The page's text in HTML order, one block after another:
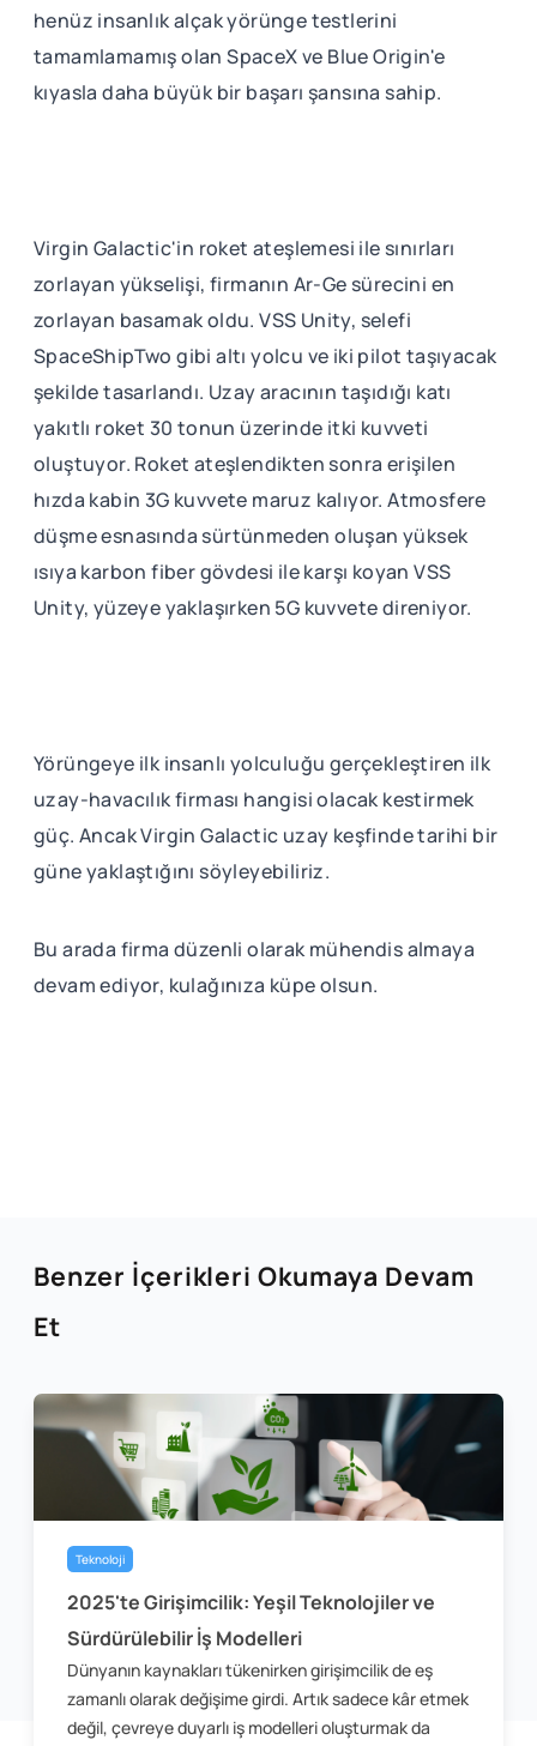
henüz insanlık alçak yörünge testlerini
tamamlamamış olan SpaceX ve Blue Origin'e
kıyasla daha büyük bir başarı şansına sahip.
Virgin Galactic'in roket ateşlemesi ile sınırları
zorlayan yükselişi, firmanın Ar-Ge sürecini en
zorlayan basamak oldu. VSS Unity, selefi
SpaceShipTwo gibi altı yolcu ve iki pilot taşıyacak
şekilde tasarlandı. Uzay aracının taşıdığı katı
yakıtlı roket 30 tonun üzerinde itki kuvveti
oluştuyor. Roket ateşlendikten sonra erişilen
hızda kabin 3G kuvvete maruz kalıyor. Atmosfere
düşme esnasında sürtünmeden oluşan yüksek
ısıya karbon fiber gövdesi ile karşı koyan VSS
Unity, yüzeye yaklaşırken 5G kuvvete direniyor.
Yörüngeye ilk insanlı yolculuğu gerçekleştiren ilk
uzay-havacılık firması hangisi olacak kestirmek
güç. Ancak Virgin Galactic uzay keşfinde tarihi bir
güne yaklaştığını söyleyebiliriz.
Bu arada firma düzenli olarak mühendis almaya
devam ediyor, kulağınıza küpe olsun.
Benzer İçerikleri Okumaya Devam
Et
Teknoloji
2025'te Girişimcilik: Yeşil Teknolojiler ve
Sürdürülebilir İş Modelleri
Dünyanın kaynakları tükenirken girişimcilik de eş
zamanlı olarak değişime girdi. Artık sadece kâr etmek
değil, çevreye duyarlı iş modelleri oluşturmak da